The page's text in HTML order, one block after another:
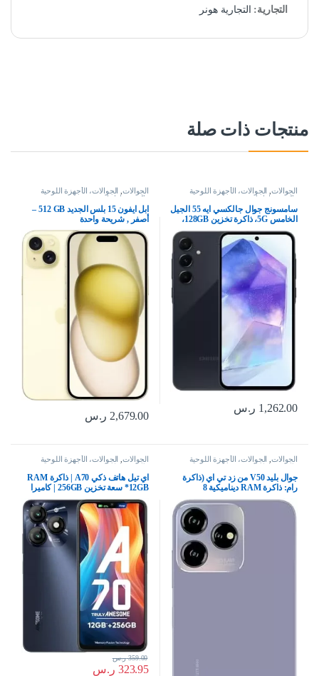
التجارية: التجارية هونر
منتجات ذات صلة
الجوالات
الجوالات، الأجهزة اللوحية
وإكسسواراتها
سامسونج جوال جالكسي ايه 55 الجيل
الخامس 5G، ذاكرة تخزين 128GB،
ذاكرة RAM 8GB، هاتف ذكي بنظام
اندرويد، كحلي رائع (اصدار المملكة
العربية السعودية)
1,262.00 ر.س
الجوالات
الجوالات، الأجهزة اللوحية
وإكسسواراتها
ابل ايفون 15 بلس الجديد‏ GB‏ 512‏‏‏‏ –
أصفر , شريحة واحدة
2,679.00 ر.س
الجوالات الجوالات، الأجهزة اللوحية
وإكسسواراتها
جوال بليد V50 من زد تي اي (ذاكرة
رام: ذاكرة RAM ديناميكية 8
جيجابايت + 10 جيجابايت، ذاكرة روم:
256 جيجابايت)، شاشة كبيرة 6.6 بوصة
FHD+ ، الكاميرا الخلفية: 50
ميجابكسل + 2 ميجابكسل + 2
الجوالات الجوالات، الأجهزة اللوحية
وإكسسواراتها
اي تيل هاتف ذكي A70 | ذاكرة RAM
12GB* سعة تخزين 256GB | كاميرا
سيلفي بالذكاء الاصطناعي 8MP |
بطارية 5000mAh | شحن من النوع C
| شريط ديناميكي | اسود ستارليش،
بشريحتين
323.95 ر.س
359.00 ر.س